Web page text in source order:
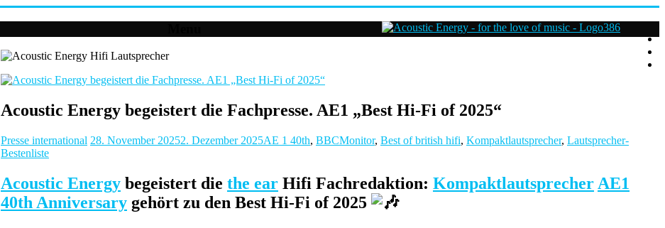
Lautsprecher
the
Music
Acoustic Energy begeistert die Fachpresse. AE1 „Best Hi-Fi of 2025“
Presse international 28. November 20252. Dezember 2025AE 1 40th, BBCMonitor, Best of british hifi, Kompaktlautsprecher, Lautsprecher-
Bestenliste
Acoustic Energy begeistert die the ear Hifi Fachredaktion: Kompaktlautsprecher AE1
40th Anniversary gehört zu den Best Hi-Fi of 2025